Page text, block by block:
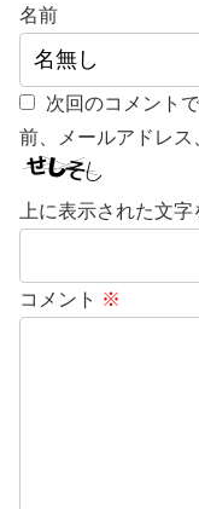
名前
次回のコメント
前、メールアドレス
上に表示された文
コメント ※